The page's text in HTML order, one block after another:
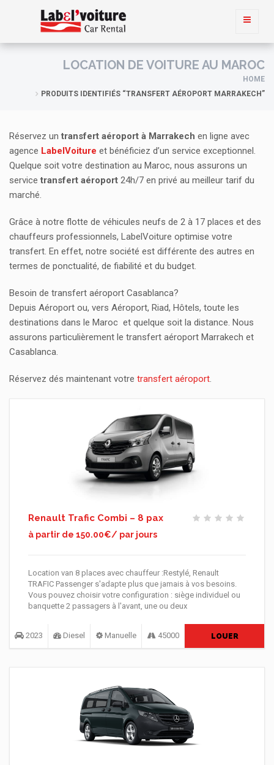
LOCATION DE VOITURE AU MAROC
HOME
PRODUITS IDENTIFIÉS “TRANSFERT AÉROPORT MARRAKECH”
Réservez un transfert aéroport à Marrakech en ligne avec
agence LabelVoiture et bénéficiez d’un service exceptionnel.
Quelque soit votre destination au Maroc, nous assurons un
service transfert aéroport 24h/7 en privé au meilleur tarif du
marché.
Grâce à notre flotte de véhicules neufs de 2 à 17 places et des
chauffeurs professionnels, LabelVoiture optimise votre
transfert. En effet, notre société est différente des autres en
termes de ponctualité, de fiabilité et du budget.
Besoin de transfert aéroport Casablanca?
Depuis Aéroport ou, vers Aéroport, Riad, Hôtels, toute les
destinations dans le Maroc et quelque soit la distance. Nous
assurons particulièrement le transfert aéroport Marrakech et
Casablanca.
Réservez dés maintenant votre transfert aéroport.
Renault Trafic Combi – 8 pax
à partir de 150.00€/ par jours
Location van 8 places avec chauffeur :Restylé, Renault
TRAFIC Passenger s'adapte plus que jamais à vos besoins.
Vous pouvez choisir votre configuration : siège individuel ou
banquette 2 passagers à l'avant, une ou deux
2023 Diesel Manuelle 45000 LOUER